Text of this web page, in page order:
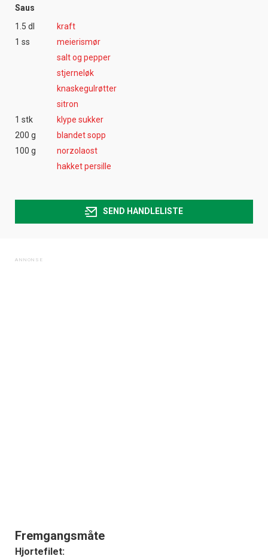
Saus
1.5 dl
kraft
1 ss
meierismør
salt og pepper
stjerneløk
knaskegulrøtter
sitron
1 stk
klype sukker
200 g
blandet sopp
100 g
norzolaost
hakket persille
SEND HANDLELISTE
Fremgangsmåte
Hjortefilet: